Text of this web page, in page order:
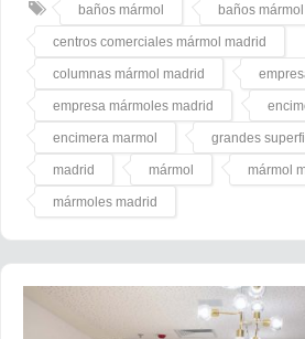
baños mármol baños
centros comerciales mármol madrid
columnas mármol madrid
empresa mármoles madrid
encimera marmol grandes
madrid mármol mármol
mármoles madrid